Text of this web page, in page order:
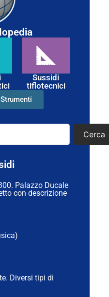
Sussidi
tiflotecnici
Cerca
Palazzo Ducale
con descrizione
Diversi tipi di